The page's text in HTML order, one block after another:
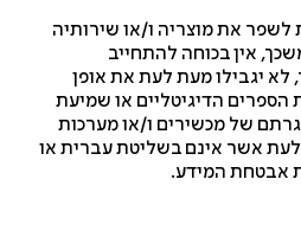
את מוצריה ו/או שירותיה
בכוחה להתחייב
מעת לעת את אופן
הדיגיטליים או שמיעת
מכשירים ו/או מערכות
אינם בשליטת עברית או
המידע.